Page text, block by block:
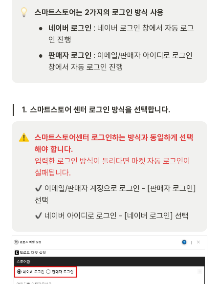
스마트스토어는 2가지의 로그인 방식 사용
• 네이버 로그인 : 네이버 로그인 창에서 자동 로그
인 진행
• 판매자 로그인 : 이메일/판매자 아이디로 로그인
창에서 자동 로그인 진행
1.  스마트스토어 센터 로그인 방식을 선택합니다.
스마트스토어센터 로그인하는 방식과 동일하게 선택
입력한 로그인 방식이 틀리다면 마켓 자동 로그인이
실패됩니다.
이메일/판매자 계정으로 로그인 - [판매자 로그인]
선택
네이버 아이디로 로그인 - [네이버 로그인] 선택